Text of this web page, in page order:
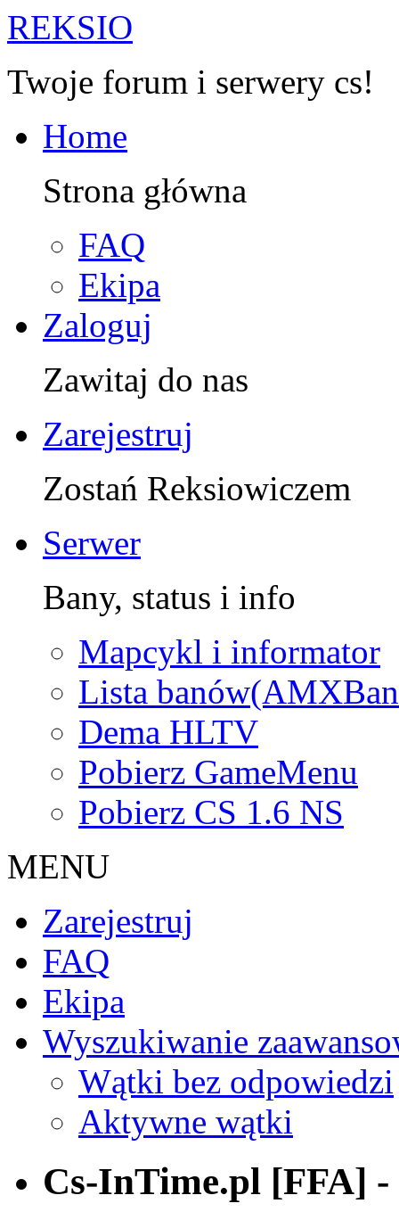
REKSIO
Twoje forum i serwery cs!
Home
Strona główna
FAQ
Ekipa
Zaloguj
Zawitaj do nas
Zarejestruj
Zostań Reksiowiczem
Serwer
Bany, status i info
Mapcykl i informator
Lista
Dema HLTV
Pobierz GameMenu
Pobierz CS 1.6 NS
MENU
Zarejestruj
FAQ
Ekipa
Wyszukiwanie
Wątki bez odpowiedzi
Aktywne wątki
Cs-InTime.pl [FFA]